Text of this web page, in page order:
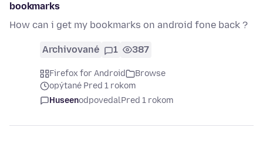
bookmarks
How can i get my bookmarks on android fone back ?
Archivované 1 387
Firefox for Android
Browse
opýtané Pred 1 rokom
HuseenodpovedalPred 1 rokom